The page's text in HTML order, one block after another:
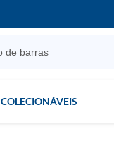
COLECIONÁVEIS